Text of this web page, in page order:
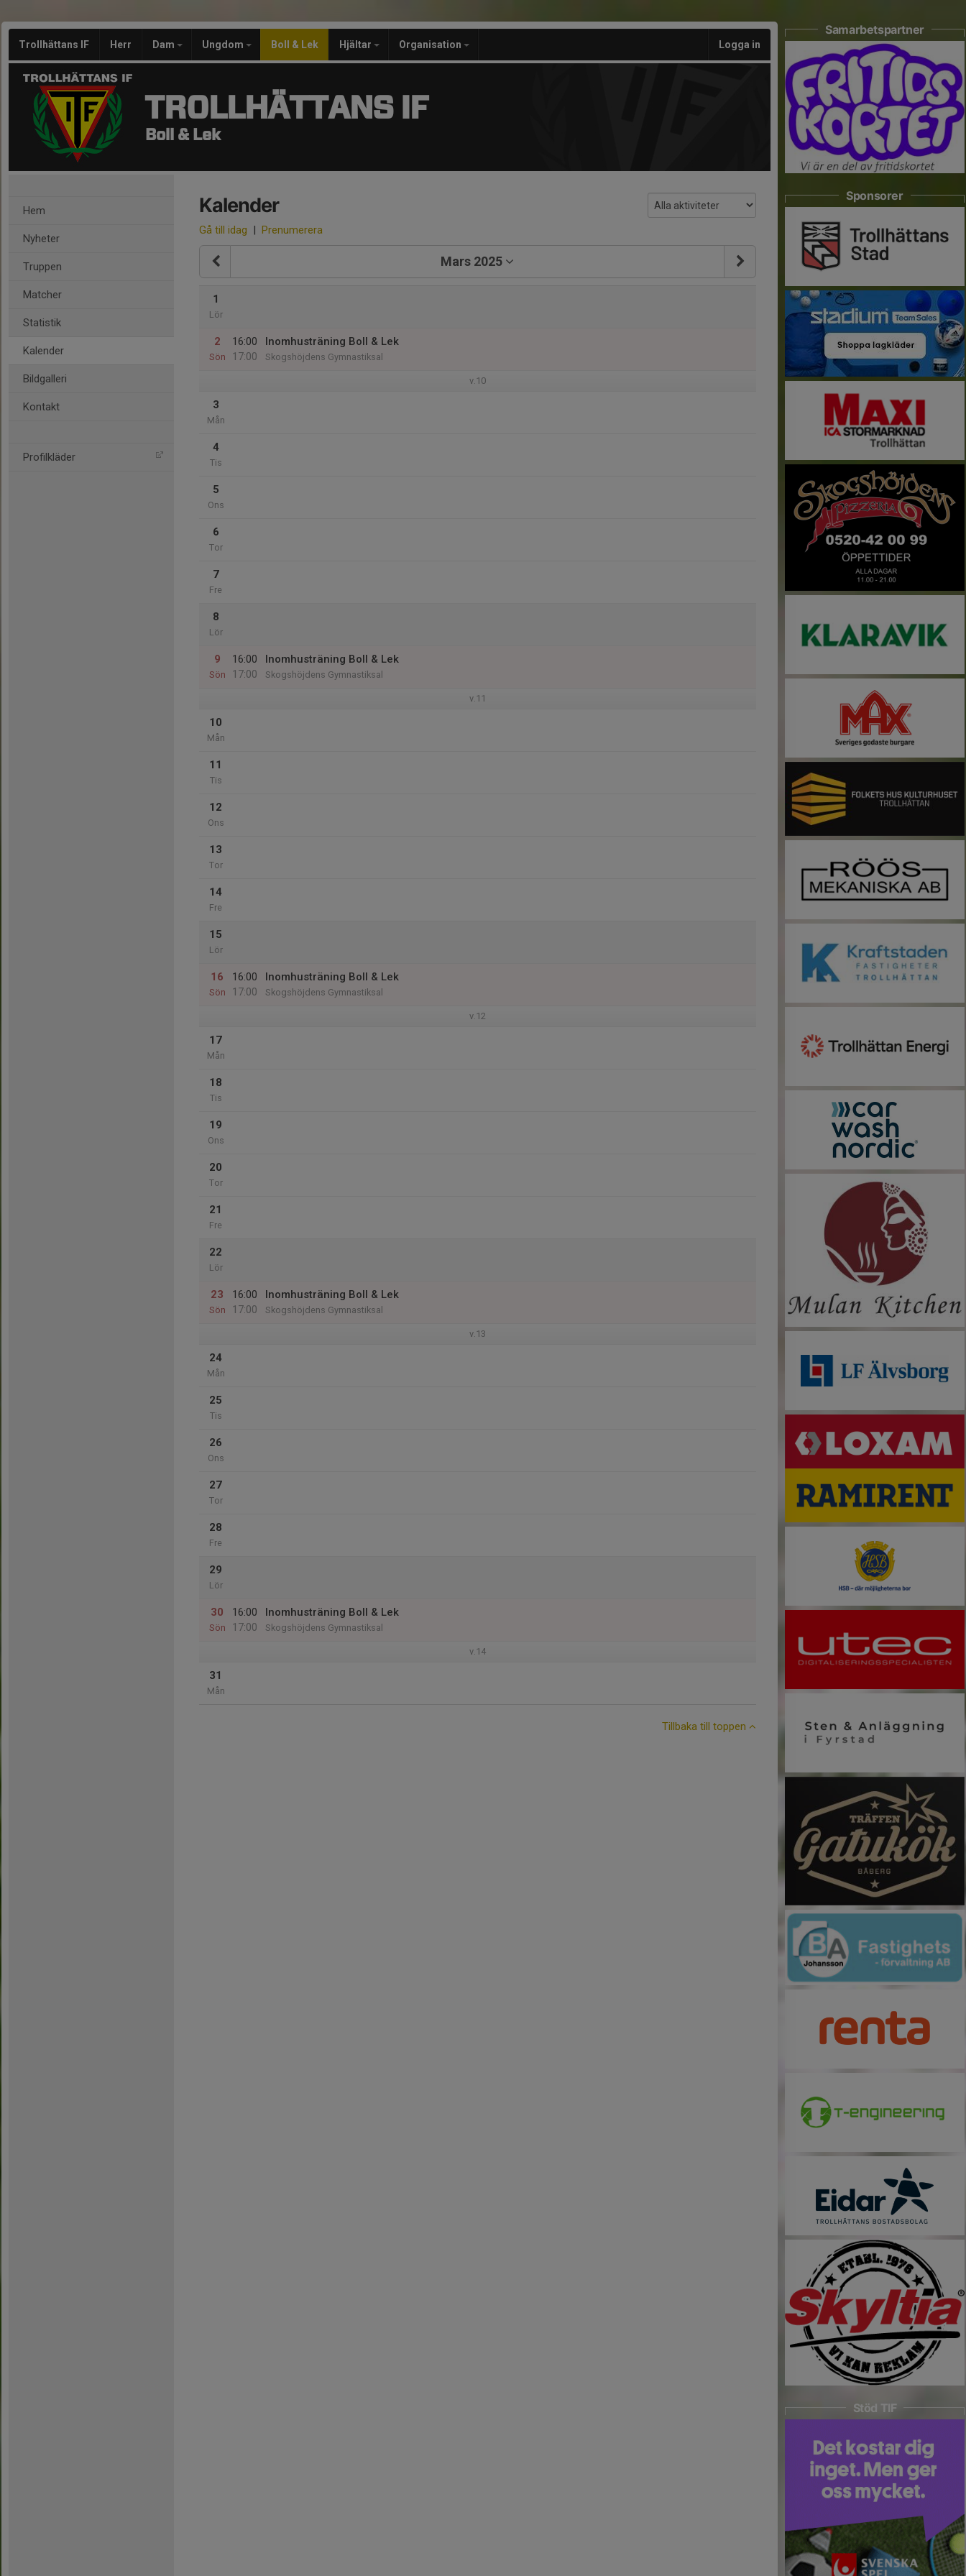
Trollhättans IF Herr Dam Ungdom Boll & Lek Hjältar Organisation Logga in
TROLLHÄTTANS IF
Boll & Lek
Hem
Nyheter
Truppen
Matcher
Statistik
Kalender
Bildgalleri
Kontakt
Profilkläder
Kalender
Gå till idag | Prenumerera
Mars 2025
1
Lör
2
Sön
16:00
17:00
Inomhusträning Boll & Lek
Skogshöjdens Gymnastiksal
v.10
3
Mån
4
Tis
5
Ons
6
Tor
7
Fre
8
Lör
9
Sön
16:00
17:00
Inomhusträning Boll & Lek
Skogshöjdens Gymnastiksal
v.11
10
Mån
11
Tis
12
Ons
13
Tor
14
Fre
15
Lör
16
Sön
16:00
17:00
Inomhusträning Boll & Lek
Skogshöjdens Gymnastiksal
v.12
17
Mån
18
Tis
19
Ons
20
Tor
21
Fre
22
Lör
23
Sön
16:00
17:00
Inomhusträning Boll & Lek
Skogshöjdens Gymnastiksal
v.13
24
Mån
25
Tis
26
Ons
27
Tor
28
Fre
29
Lör
30
Sön
16:00
17:00
Inomhusträning Boll & Lek
Skogshöjdens Gymnastiksal
v.14
31
Mån
Tillbaka till toppen
Samarbetspartner
Sponsorer
Stöd TIF